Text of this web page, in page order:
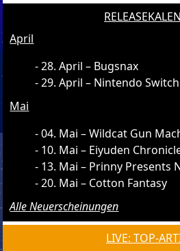
April
28. April – Bugsnax
29. April – Nintendo
Mai
04. Mai – Wildcat Gun
10. Mai – Eiyuden
13. Mai – Prinny Presents
20. Mai – Cotton Fantasy
Alle Neuerscheinungen
LIVE: TOP-